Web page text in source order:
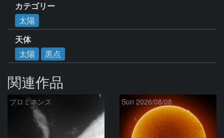
カテゴリー
太陽
天体
太陽
黒点
関連作品
プロミネンス Sun 2026/08/08